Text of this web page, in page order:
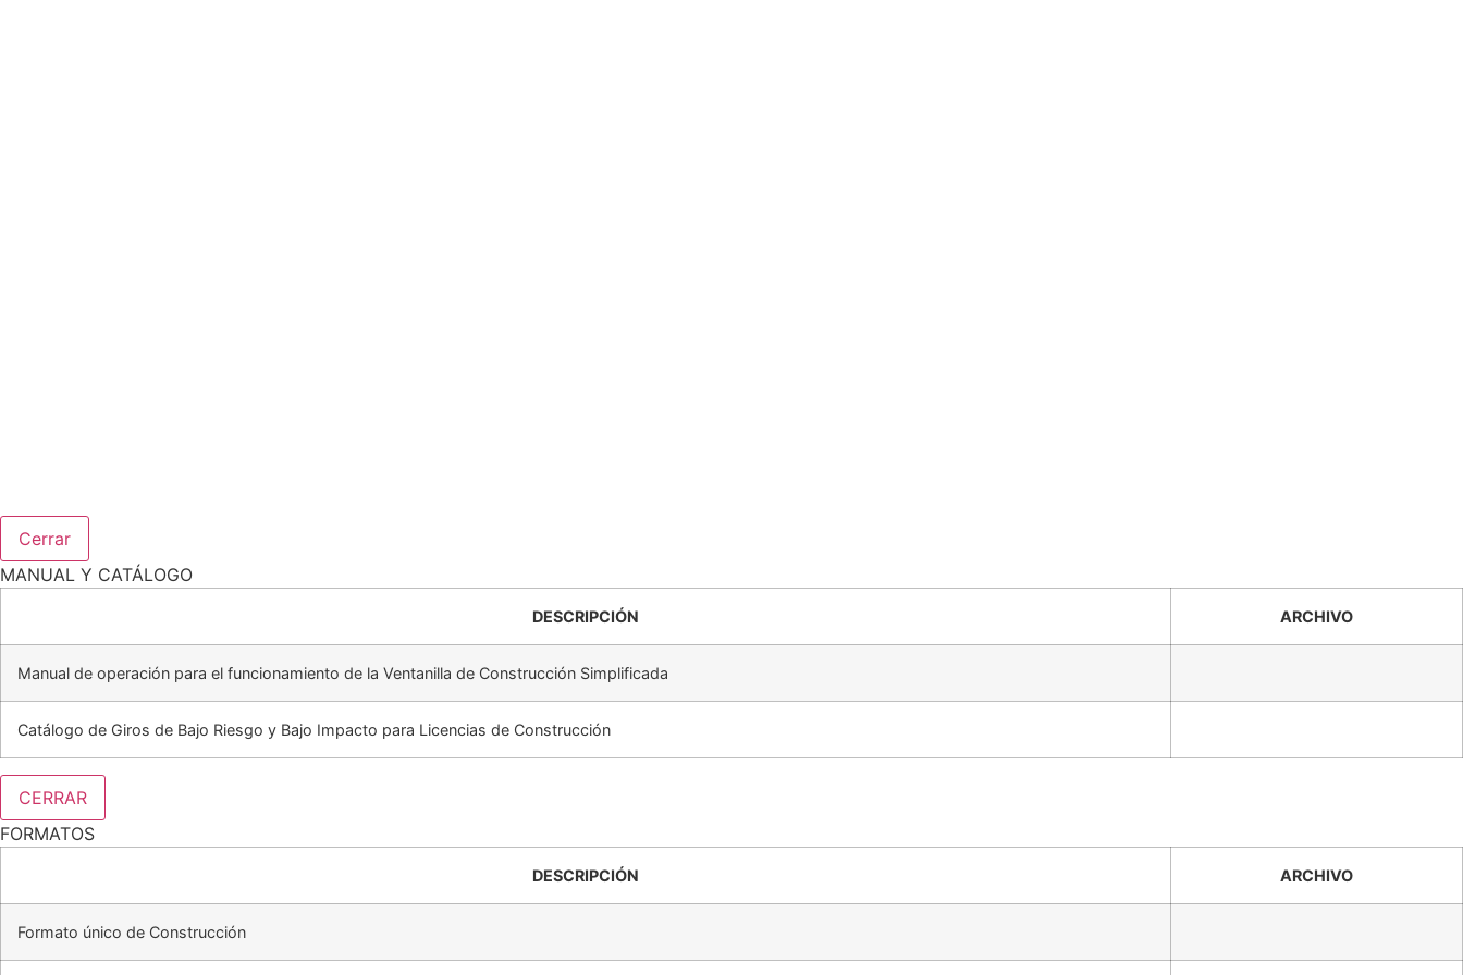
Cerrar
MANUAL Y CATÁLOGO
DESCRIPCIÓN ARCHIVO
Manual de operación para el funcionamiento de la Ventanilla de Construcción Simplificada
Catálogo de Giros de Bajo Riesgo y Bajo Impacto para Licencias de Construcción
CERRAR
FORMATOS
DESCRIPCIÓN ARCHIVO
Formato único de Construcción